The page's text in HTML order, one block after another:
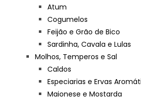
Atum
Cogumelos
Feijão e Grão de Bico
Sardinha, Cavala e Lulas
Molhos, Temperos e Sal
Caldos
Especiarias e Ervas
Maionese e Mostarda